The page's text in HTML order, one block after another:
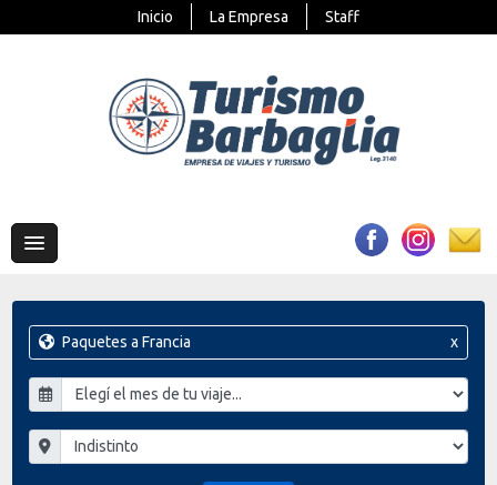
Inicio La Empresa Staff
Paquetes a Francia x